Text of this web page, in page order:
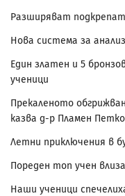
Разширяват
Нова система за
Един златен и 5
ученици
Прекаленото
казва д-р Пламен
Летни приключения в
Пореден топ учен
Наши ученици